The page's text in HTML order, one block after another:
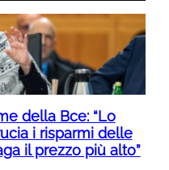
della Bce: “Lo
i risparmi delle
il prezzo più alto”